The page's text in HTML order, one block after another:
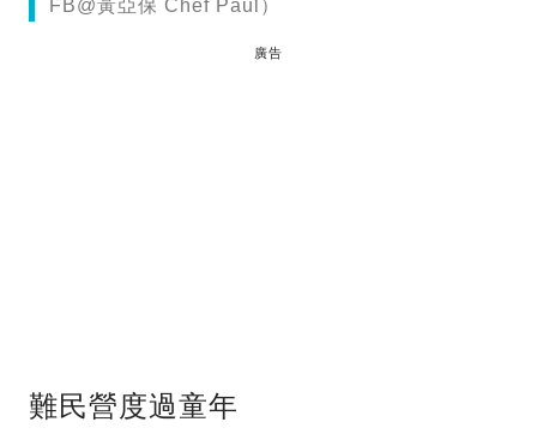
FB@黃亞保 Chef Paul）
廣告
難民營度過童年